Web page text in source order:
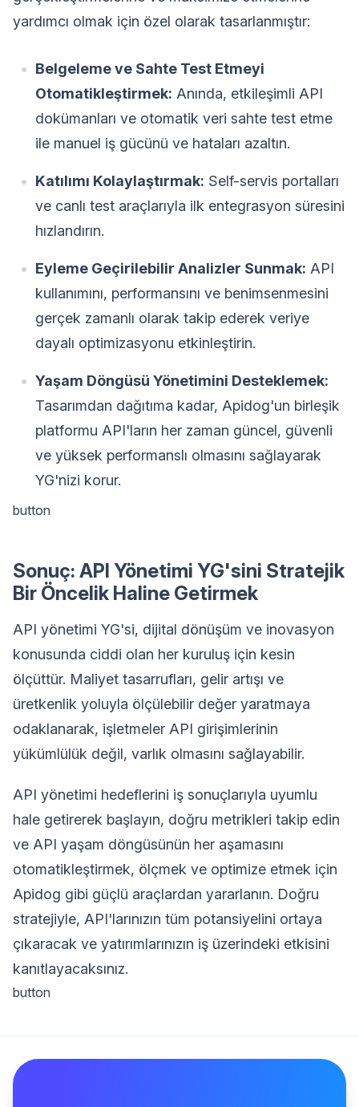
yardımcı olmak için özel olarak tasarlanmıştır:
Belgeleme ve Sahte Test Etmeyi
Otomatikleştirmek: Anında, etkileşimli API
dokümanları ve otomatik veri sahte test etme
ile manuel iş gücünü ve hataları azaltın.
Katılımı Kolaylaştırmak: Self-servis portalları
ve canlı test araçlarıyla ilk entegrasyon süresini
hızlandırın.
Eyleme Geçirilebilir Analizler Sunmak: API
kullanımını, performansını ve benimsenmesini
gerçek zamanlı olarak takip ederek veriye
dayalı optimizasyonu etkinleştirin.
Yaşam Döngüsü Yönetimini Desteklemek:
Tasarımdan dağıtıma kadar, Apidog'un birleşik
platformu API'ların her zaman güncel, güvenli
ve yüksek performanslı olmasını sağlayarak
YG'nizi korur.
button
Sonuç: API Yönetimi YG'sini Stratejik
Bir Öncelik Haline Getirmek
API yönetimi YG'si, dijital dönüşüm ve inovasyon
konusunda ciddi olan her kuruluş için kesin
ölçüttür. Maliyet tasarrufları, gelir artışı ve
üretkenlik yoluyla ölçülebilir değer yaratmaya
odaklanarak, işletmeler API girişimlerinin
yükümlülük değil, varlık olmasını sağlayabilir.
API yönetimi hedeflerini iş sonuçlarıyla uyumlu
hale getirerek başlayın, doğru metrikleri takip edin
ve API yaşam döngüsünün her aşamasını
otomatikleştirmek, ölçmek ve optimize etmek için
Apidog gibi güçlü araçlardan yararlanın. Doğru
stratejiyle, API'larınızın tüm potansiyelini ortaya
çıkaracak ve yatırımlarınızın iş üzerindeki etkisini
kanıtlayacaksınız.
button